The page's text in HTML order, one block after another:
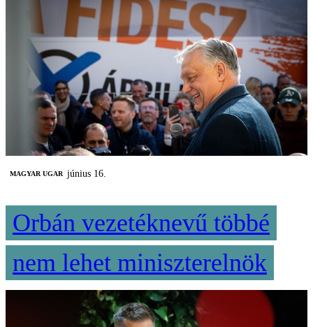
MAGYAR UGAR június 16.
Orbán vezetéknevű többé
nem lehet miniszterelnök